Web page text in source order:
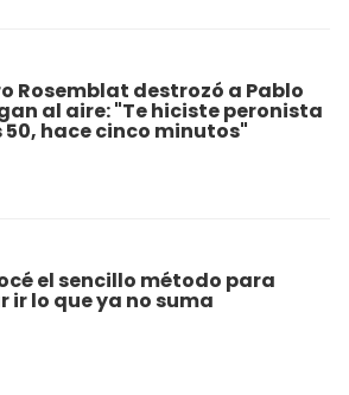
Rosemblat destrozó a Pablo
al aire: "Te hiciste peronista
50, hace cinco minutos"
el sencillo método para
ir lo que ya no suma